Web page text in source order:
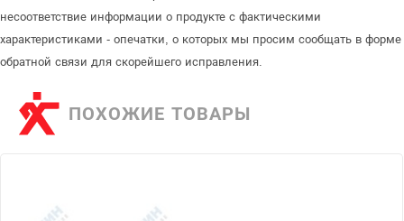
несоответствие информации о продукте с фактическими
характеристиками - опечатки, о которых мы просим сообщать в форме
обратной связи для скорейшего исправления.
ПОХОЖИЕ ТОВАРЫ